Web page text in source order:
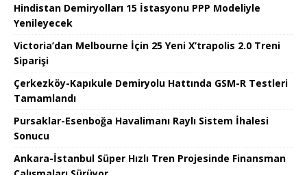
Hindistan Demiryolları 15 İstasyonu PPP Modeliyle
Yenileyecek
Victoria’dan Melbourne İçin 25 Yeni X’trapolis 2.0 Treni
Siparişi
Çerkezköy-Kapıkule Demiryolu Hattında GSM-R Testleri
Tamamlandı
Pursaklar-Esenboğa Havalimanı Raylı Sistem İhalesi
Sonucu
Ankara-İstanbul Süper Hızlı Tren Projesinde Finansman